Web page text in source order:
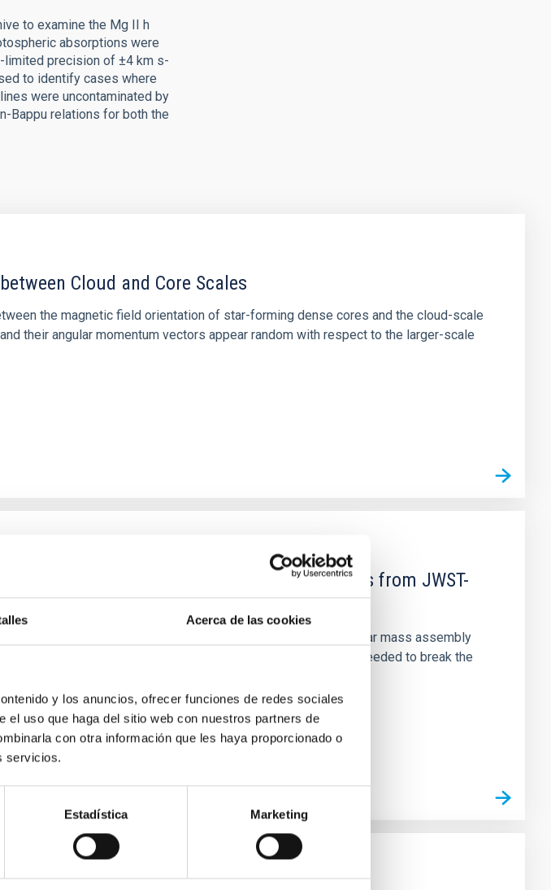
Acerca de las cookies
y los anuncios, ofrecer funciones de redes sociales
uso que haga del sitio web con nuestros partners de
con otra información que les haya proporcionado o
servicios.
Estadística Marketing
to examine the Mg II h
absorptions were
limited precision of ±4 km s-
to identify cases where
were uncontaminated by
Bappu relations for both the
Cloud and Core Scales
the magnetic field orientation of star-forming dense cores and the cloud-scale
their angular momentum vectors appear random with respect to the larger-scale
2.2: Age, Fe-, and Mg-abundance gradients from JWST-
powerful insights into star-formation quenching and stellar mass assembly
are redder than their outskirts. However, spectroscopy is needed to break the